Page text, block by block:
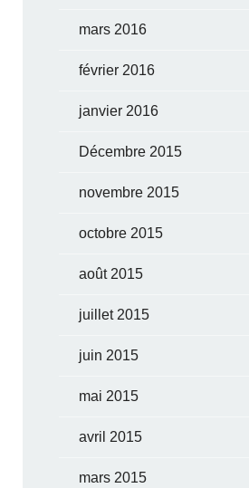
mars 2016
février 2016
janvier 2016
Décembre 2015
novembre 2015
octobre 2015
août 2015
juillet 2015
juin 2015
mai 2015
avril 2015
mars 2015